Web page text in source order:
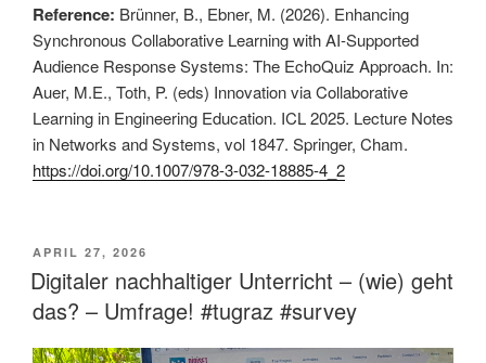
Reference: Brünner, B., Ebner, M. (2026). Enhancing
Synchronous Collaborative Learning with AI-Supported
Audience Response Systems: The EchoQuiz Approach. In:
Auer, M.E., Toth, P. (eds) Innovation via Collaborative
Learning in Engineering Education. ICL 2025. Lecture Notes
in Networks and Systems, vol 1847. Springer, Cham.
https://doi.org/10.1007/978-3-032-18885-4_2
VERÖFFENTLICHT
AM
APRIL 27, 2026
Digitaler nachhaltiger Unterricht – (wie) geht
das? – Umfrage! #tugraz #survey